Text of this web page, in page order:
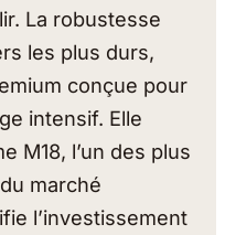
La robustesse
les plus durs,
conçue pour
intensif. Elle
M18, l’un des plus
marché
l’investissement